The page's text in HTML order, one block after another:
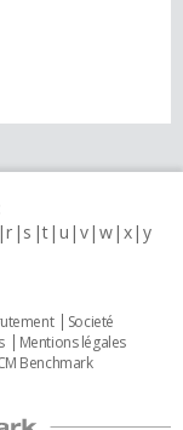
r s t u v w x y
Societé
Mentions légales
Benchmark